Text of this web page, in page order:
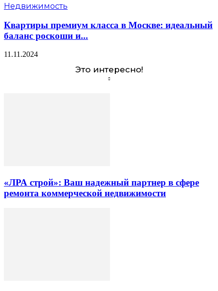
Недвижимость
Квартиры премиум класса в Москве: идеальный
баланс роскоши и...
11.11.2024
Это интересно!
«ЛРА строй»: Ваш надежный партнер в сфере
ремонта коммерческой недвижимости